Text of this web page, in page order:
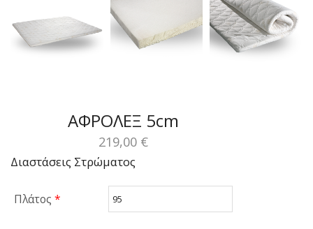
ΑΦΡΟΛΕΞ 5cm
219,00 €
Διαστάσεις Στρώματος
Πλάτος *